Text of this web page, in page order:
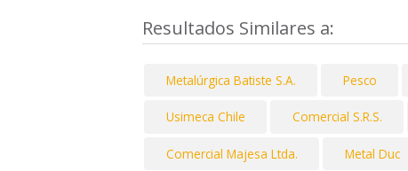
Resultados Similares a:
Metalúrgica Batiste S.A. Pesco
Usimeca Chile Comercial S.R.S.
Comercial Majesa Ltda. Metal Duc